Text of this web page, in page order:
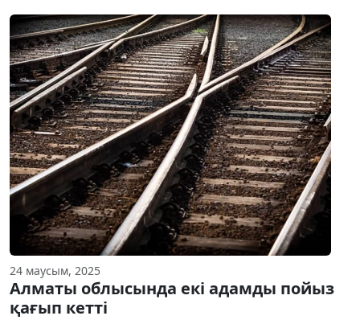
24 маусым, 2025
Алматы облысында екі адамды пойыз
қағып кетті